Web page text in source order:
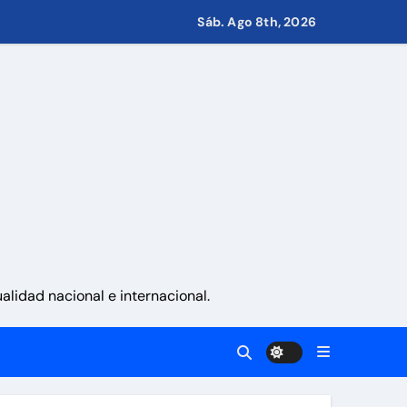
Sáb. Ago 8th, 2026
nacional e internacional.